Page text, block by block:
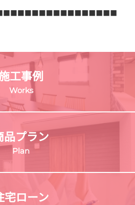
工事例
Works
品プラン
Plan
宅ローン